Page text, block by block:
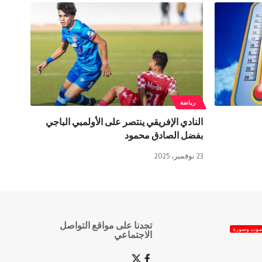
رياضة
النادي الإفريقي ينتصر على الأولمبي الباجي
بفضل الصادق محمود
23 نوفمبر، 2025
وصورة
تجدنا على مواقع التواصل
الاجتماعي